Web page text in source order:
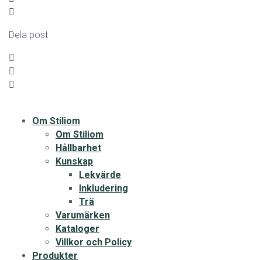
Dela post
Om Stiliom
Om Stiliom
Hållbarhet
Kunskap
Lekvärde
Inkludering
Trä
Varumärken
Kataloger
Villkor och Policy
Produkter